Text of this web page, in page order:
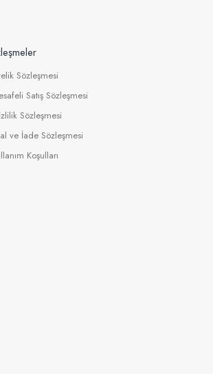
Sözleşmesi
Satış Sözleşmesi
Sözleşmesi
ve İade Sözleşmesi
Koşulları